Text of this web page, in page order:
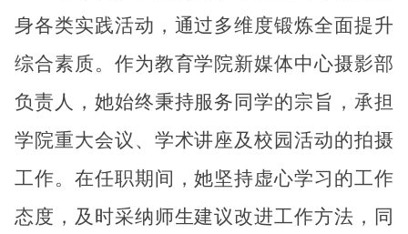
身各类实践活动，通过多维度锻炼全面提升
综合素质。作为教育学院新媒体中心摄影部
负责人，她始终秉持服务同学的宗旨，承担
学院重大会议、学术讲座及校园活动的拍摄
工作。在任职期间，她坚持虚心学习的工作
态度，及时采纳师生建议改进工作方法，同